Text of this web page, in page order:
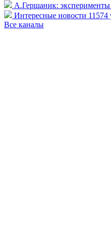
А.Гершаник:
Интересные новости 11574
Все каналы